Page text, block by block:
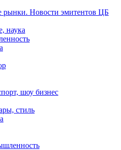
Новости эмитентов ЦБ
наука
шоу бизнес
стиль